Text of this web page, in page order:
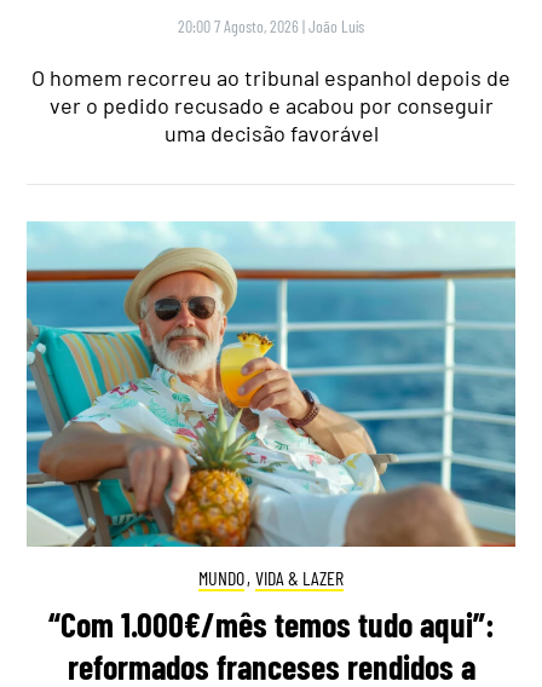
20:00 7 Agosto, 2026 |João Luís
O homem recorreu ao tribunal espanhol depois de
ver o pedido recusado e acabou por conseguir
uma decisão favorável
MUNDO, VIDA & LAZER
“Com 1.000€/mês temos tudo aqui”:
reformados franceses rendidos a